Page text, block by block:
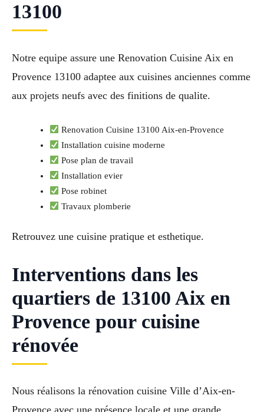
13100
Notre equipe assure une Renovation Cuisine Aix en
Provence 13100 adaptee aux cuisines anciennes comme
aux projets neufs avec des finitions de qualite.
Renovation Cuisine 13100 Aix-en-Provence
Installation cuisine moderne
Pose plan de travail
Installation evier
Pose robinet
Travaux plomberie
Retrouvez une cuisine pratique et esthetique.
Interventions dans les
quartiers de 13100 Aix en
Provence pour cuisine
rénovée
Nous réalisons la rénovation cuisine Ville d’Aix-en-